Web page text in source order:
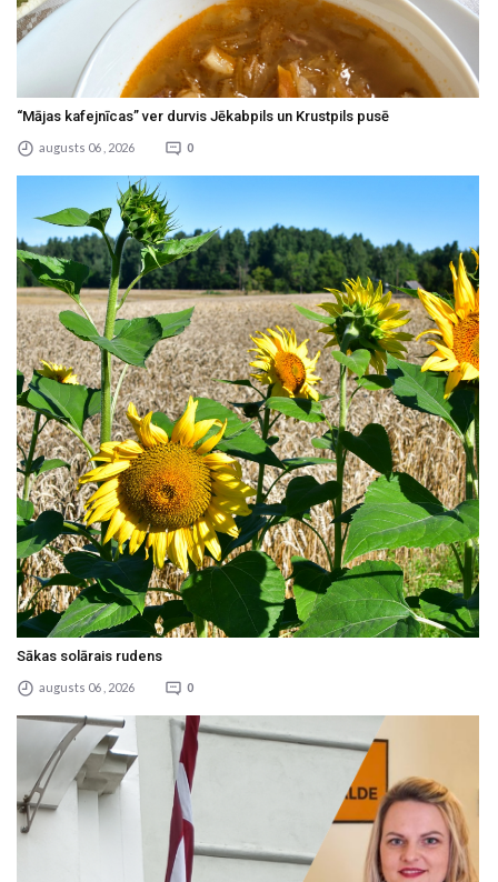
“Mājas kafejnīcas” ver durvis Jēkabpils un Krustpils pusē
augusts 06 , 2026 0
Sākas solārais rudens
augusts 06 , 2026 0